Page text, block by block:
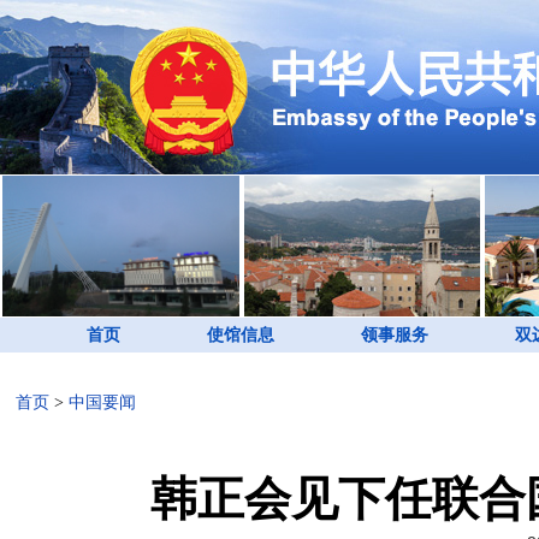
首页 使馆信息 领事服务 双
首页 > 中国要闻
韩正会见下任联